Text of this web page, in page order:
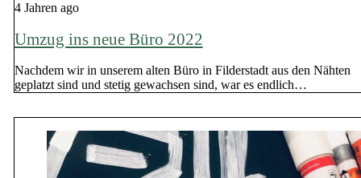
4 Jahren ago
Umzug ins neue Büro 2022
Nachdem wir in unserem alten Büro in Filderstadt aus den Nähten
geplatzt sind und stetig gewachsen sind, war es endlich…